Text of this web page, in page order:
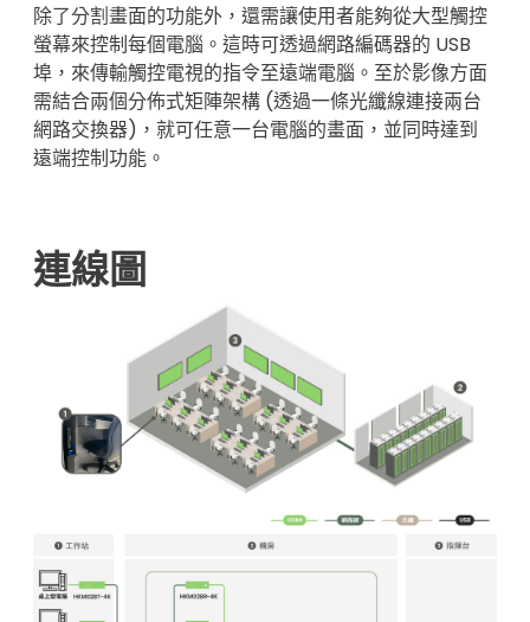
除了分割畫面的功能外，還需讓使用者能夠從大型觸控
螢幕來控制每個電腦。這時可透過網路編碼器的 USB
埠，來傳輸觸控電視的指令至遠端電腦。至於影像方面
需結合兩個分佈式矩陣架構 (透過一條光纖線連接兩台
網路交換器)，就可任意一台電腦的畫面，並同時達到
遠端控制功能。
連線圖